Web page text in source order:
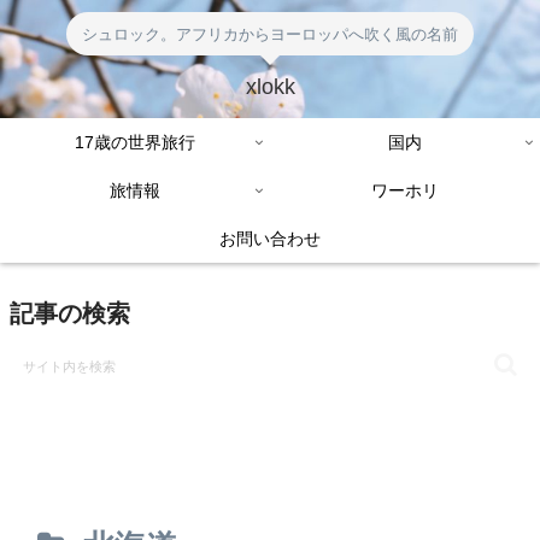
シュロック。アフリカからヨーロッパへ吹く風の名前
xlokk
17歳の世界旅行 国内
旅情報 ワーホリ
お問い合わせ
記事の検索